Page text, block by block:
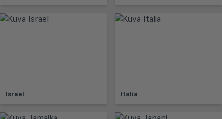
Israel Italia